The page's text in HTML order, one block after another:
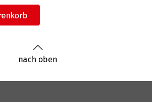
nach oben